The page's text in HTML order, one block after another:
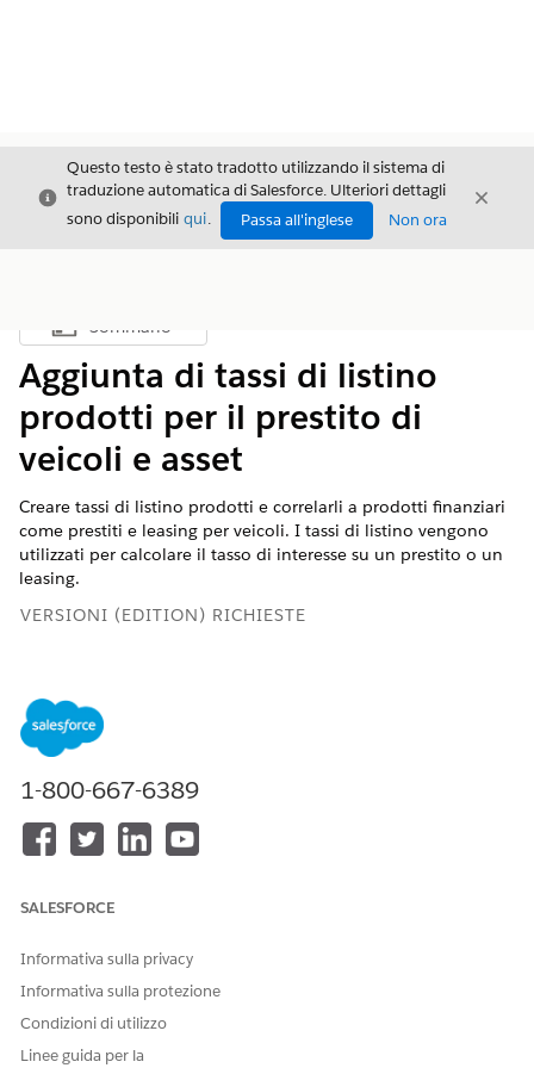
Chiudi
Questo testo è stato tradotto utilizzando il sistema di
traduzione automatica di Salesforce. Ulteriori dettagli
sono disponibili qui. Passa all'inglese Non ora
Chiudi
Mostra sommario
Sommario
Aggiunta di tassi di listino
prodotti per il prestito di
veicoli e asset
Creare tassi di listino prodotti e correlarli a prodotti finanziari
come prestiti e leasing per veicoli. I tassi di listino vengono
utilizzati per calcolare il tasso di interesse su un prestito o un
leasing.
VERSIONI (EDITION) RICHIESTE
Developer Edition
Per creare le percentuali di
catalogo prodotti
Nella pagina della visualizzazione elenco delle tariffe
dell'elenco prodotti, fare clic su
La percentuale di listino viene sempre calcolata come
percentuale.
1-800-667-6389
SALESFORCE
Informativa sulla privacy
Informativa sulla protezione
Condizioni di utilizzo
Linee guida per la